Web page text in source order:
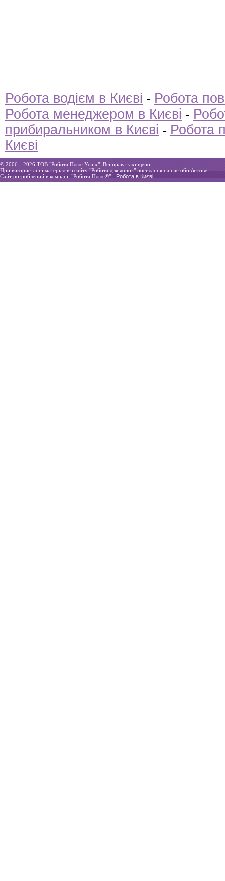
Робота водієм в Києві - Робота
Робота менеджером в Києві -
прибиральником в Києві - Робота
Києві
© 2006—2026 ТOВ "Робота Плюс Успіх". Всі права захищено.
При використанні матеріалів з сайту "Робота для жінок" посилання на нас обов'язкове.
Сайт розроблений в компанії "Робота Плюс®" - Робота в Києві